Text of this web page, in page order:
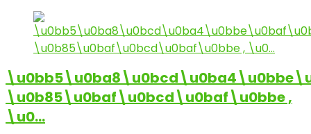
\u0b85\u0baf\u0bcd\u0baf\u0bbe ,
\u0…